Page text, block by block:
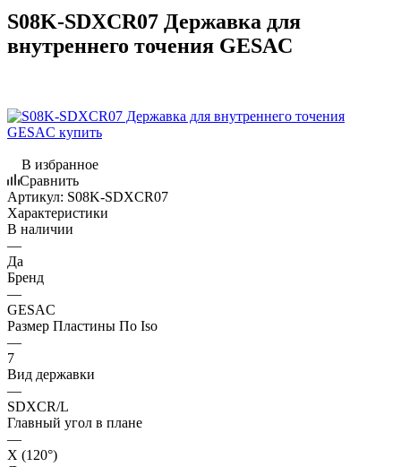
S08K-SDXCR07 Державка для
внутреннего точения GESAC
В избранное
Сравнить
Артикул: S08K-SDXCR07
Характеристики
В наличии
—
Да
Бренд
—
GESAC
Размер Пластины По Iso
—
7
Вид державки
—
SDXCR/L
Главный угол в плане
—
X (120°)